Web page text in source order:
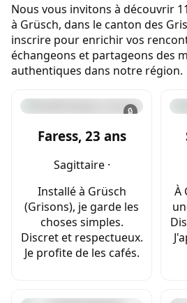
Nous vous invitons à découvrir
à Grüsch, dans le canton des
inscrire pour enrichir vos
échangeons et partageons des
authentiques dans notre région.
🔒
Faress, 23 ans
Sagittaire ·
Installé à Grüsch
(Grisons), je garde les
choses simples.
Discret et respectueux.
Je profite de les cafés.
À